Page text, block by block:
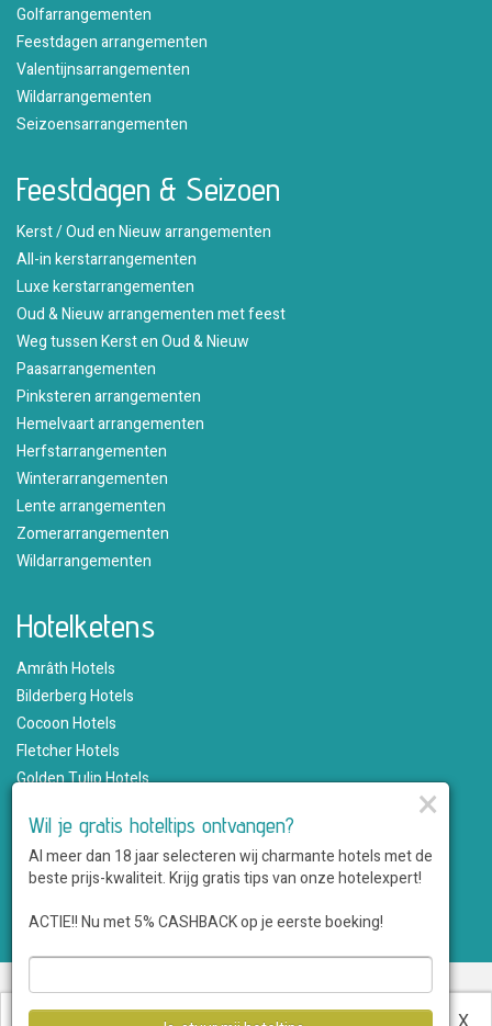
Golfarrangementen
Feestdagen arrangementen
Valentijnsarrangementen
Wildarrangementen
Seizoensarrangementen
Feestdagen & Seizoen
Kerst / Oud en Nieuw arrangementen
All-in kerstarrangementen
Luxe kerstarrangementen
Oud & Nieuw arrangementen met feest
Weg tussen Kerst en Oud & Nieuw
Paasarrangementen
Pinksteren arrangementen
Hemelvaart arrangementen
Herfstarrangementen
Winterarrangementen
Lente arrangementen
Zomerarrangementen
Wildarrangementen
Hotelketens
Amrâth Hotels
Bilderberg Hotels
Cocoon Hotels
Fletcher Hotels
Golden Tulip Hotels
Martin's Hotels
Romantik Hotels
Saillant Hotels
WestCord Hotels
Over ons•Sitemap•Disclaimer•Voordelen•Privacy
•Voorwaarden•Veelgestelde vragen•Klantenservice•Hotel
×
Wil je gratis hoteltips ontvangen?
Al meer dan 18 jaar selecteren wij charmante hotels met de
beste prijs-kwaliteit. Krijg gratis tips van onze hotelexpert!
ACTIE!! Nu met 5% CASHBACK op je eerste boeking!